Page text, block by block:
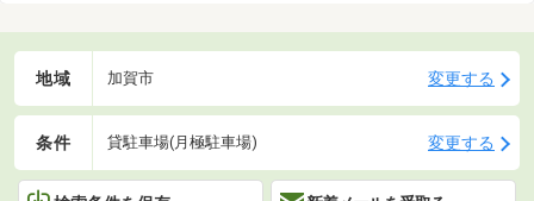
介するので、立地をチェックしてみましょう。
地域 加賀市 変更する
条件 貸駐車場(月極駐車場) 変更する